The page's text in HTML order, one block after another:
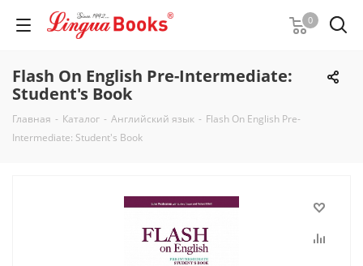
0
Flash On English Pre-Intermediate:
Student's Book
Главная - Каталог - Английский язык - Flash On English Pre-
Intermediate: Student's Book